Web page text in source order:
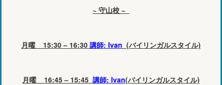
~ 守山校 ~
月曜 15:30 – 16:30 講師: Ivan (バイリンガルスタイル)
月曜 16:45 – 15:45 講師: Ivan(バイリンガルスタイル)